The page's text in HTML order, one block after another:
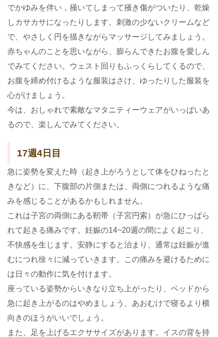
でかゆみを伴い，掻いてしまって掻き傷がついたり、乾燥
しカサカサになったりします。刺激の少ないクリームなど
で、やさしく円を描きながらマッサージしてみましょう。
赤ちゃんのことを思いながら、膨らんできたお腹を愛しん
でみてください。ウェスト回りもふっくらしてくるので、
お腹を締め付けるような服装はさけ、ゆったりした服装を
心がけましょう。
今は、おしゃれで素敵なマタニティーウェアがいっぱいあ
るので、楽しんでみてください。
17週4日目
急に姿勢を変えた時（起き上がろうとして体をひねったと
きなど）に、下腹部の片側または、両側につれるような痛
みを感じることがあるかもしれません。
これは子宮の両側にある靭帯（子宮円索）が急にひっぱら
れて起きる痛みです。妊娠の14~20週の間によく起こり、
不快感を生じます。安静にすると治まり、通常は妊娠が進
むにつれ徐々に減っていきます。この痛みを避けるために
は日々の動作に気を付けます。
座っている姿勢からいきなり立ち上がったり、ベッドから
急に起き上がるのはやめましょう、あおむけで寝るより横
向きのほうがいいでしょう。
また、足を上げるエクササイズがあります。イスの背を持